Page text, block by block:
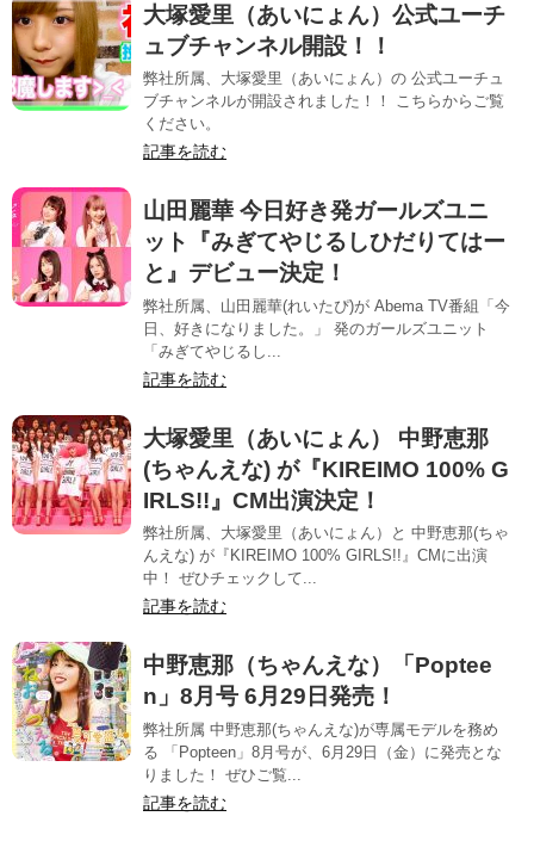
大塚愛里（あいにょん）公式ユーチ
ュブチャンネル開設！！
弊社所属、大塚愛里（あいにょん）の 公式ユーチュ
ブチャンネルが開設されました！！ こちらからご覧
ください。
記事を読む
山田麗華 今日好き発ガールズユニ
ット『みぎてやじるしひだりてはー
と』デビュー決定！
弊社所属、山田麗華(れいたぴ)が Abema TV番組「今
日、好きになりました。」 発のガールズユニット
「みぎてやじるし...
記事を読む
大塚愛里（あいにょん） 中野恵那
(ちゃんえな) が『KIREIMO 100% G
IRLS!!』CM出演決定！
弊社所属、大塚愛里（あいにょん）と 中野恵那(ちゃ
んえな) が『KIREIMO 100% GIRLS!!』CMに出演
中！ ぜひチェックして...
記事を読む
中野恵那（ちゃんえな）「Poptee
n」8月号 6月29日発売！
弊社所属 中野恵那(ちゃんえな)が専属モデルを務め
る 「Popteen」8月号が、6月29日（金）に発売とな
りました！ ぜひご覧...
記事を読む